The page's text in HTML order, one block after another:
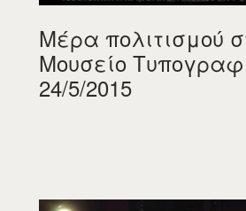
Μέρα πολιτισμού
Μουσείο
24/5/2015